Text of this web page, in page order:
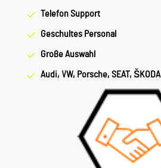
Telefon Support
Geschultes Personal
Große Auswahl
Audi, VW, Porsche, SEAT, ŠKODA